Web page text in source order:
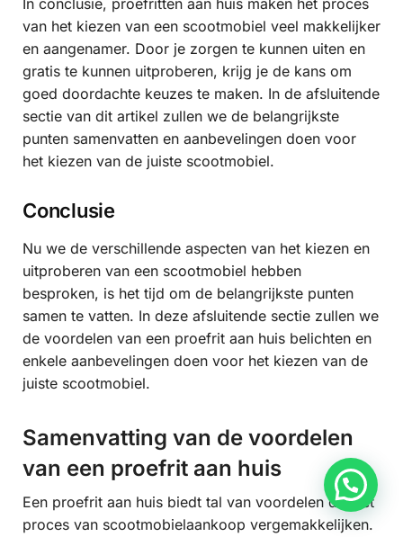
In conclusie, proefritten aan huis maken het proces
van het kiezen van een scootmobiel veel makkelijker
en aangenamer. Door je zorgen te kunnen uiten en
gratis te kunnen uitproberen, krijg je de kans om
goed doordachte keuzes te maken. In de afsluitende
sectie van dit artikel zullen we de belangrijkste
punten samenvatten en aanbevelingen doen voor
het kiezen van de juiste scootmobiel.
Conclusie
Nu we de verschillende aspecten van het kiezen en
uitproberen van een scootmobiel hebben
besproken, is het tijd om de belangrijkste punten
samen te vatten. In deze afsluitende sectie zullen we
de voordelen van een proefrit aan huis belichten en
enkele aanbevelingen doen voor het kiezen van de
juiste scootmobiel.
Samenvatting van de voordelen
van een proefrit aan huis
Een proefrit aan huis biedt tal van voordelen die het
proces van scootmobielaankoop vergemakkelijken.